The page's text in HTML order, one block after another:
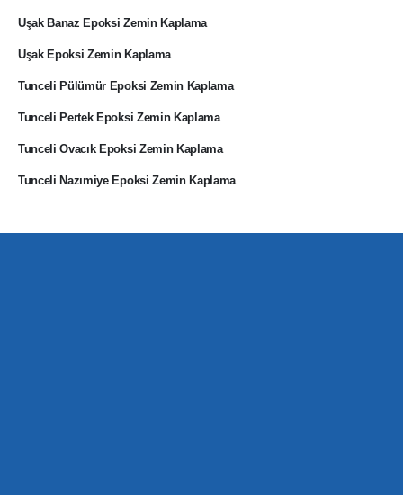
Uşak Banaz Epoksi Zemin Kaplama
Uşak Epoksi Zemin Kaplama
Tunceli Pülümür Epoksi Zemin Kaplama
Tunceli Pertek Epoksi Zemin Kaplama
Tunceli Ovacık Epoksi Zemin Kaplama
Tunceli Nazımiye Epoksi Zemin Kaplama